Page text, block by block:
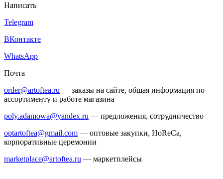
Написать
Telegram
ВКонтакте
WhatsApp
Почта
order@artoftea.ru — заказы на сайте, общая информация по
ассортименту и работе магазина
poly.adamowa@yandex.ru — предложения, сотрудничество
optartoftea@gmail.com — оптовые закупки, HoReCa,
корпоративные церемонии
marketplace@artoftea.ru — маркетплейсы